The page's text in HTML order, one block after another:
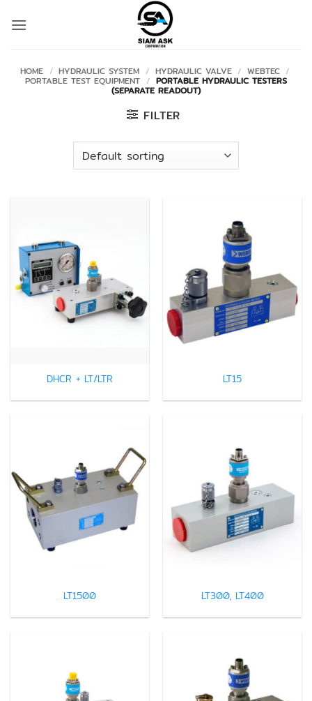
HOME / HYDRAULIC SYSTEM / HYDRAULIC VALVE / WEBTEC /
PORTABLE TEST EQUIPMENT / PORTABLE HYDRAULIC TESTERS
(SEPARATE READOUT)
FILTER
DHCR + LT/LTR LT15
LT1500 LT300, LT400